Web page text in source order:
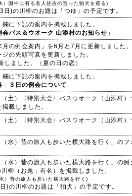
）国中に有る名人佐吉の造った狛犬を巡る)
)の川柳のお題は「つゆ」の予定です。
欄に下記の案内を掲載しました。
バス＆ウオーク 山添村のお知らせ」
月の例会案内」を6月と7月に更新しました。
の先頭写真を更新しました。
ました。（夏の日の恋）
欄に下記の案内を掲載しました。
３日の例会について
（土）〈特別大会〉バスウオーク（山添村
載しました。
（土）〈特別大会〉バスウオーク（山添村
（水）昔の旅人も歩いた横大路を行く」の
（水）昔の旅人も歩いた横大路を行く」の
柳（お題：有名）を掲載しました。
）昔の旅人も歩いた横大路を行く)
)の川柳のお題は「狛犬」の予定です。